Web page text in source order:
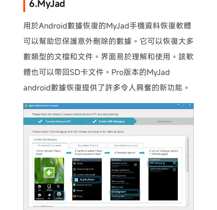
6.MyJad
用於Android數據恢復的MyJad手機資料恢復軟體
可以幫助您保護意外刪除的數據。它可以恢復大多
數類型的文檔和文件。界面易於理解和使用。該軟
體也可以帶回SD卡文件。Pro版本的MyJad
android數據恢復提供了許多令人興奮的新功能。